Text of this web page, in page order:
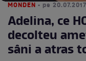
MONDEN • pe
Adelina, ce
decolteu
sâni a atras